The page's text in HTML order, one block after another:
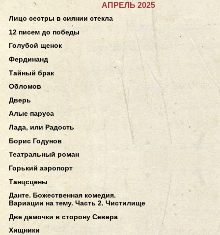
АПРЕЛЬ 2025
Лицо сестры в сиянии стекла
12 писем до победы
Голубой щенок
Фердинанд
Тайный брак
Обломов
Дверь
Алые паруса
Лада, или Радость
Борис Годунов
Театральный роман
Горький аэропорт
Танцсцены
Данте. Божественная комедия.
Вариации на тему. Часть 2. Чистилище
Две дамочки в сторону Севера
Хищники